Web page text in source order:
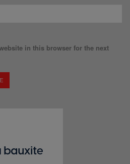
in this browser for the next